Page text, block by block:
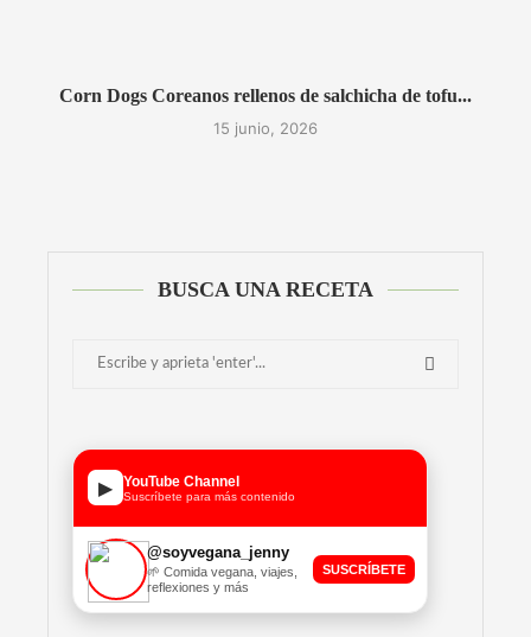
Corn Dogs Coreanos rellenos de salchicha de tofu...
15 junio, 2026
BUSCA UNA RECETA
▶ YouTube Channel
Suscríbete para más contenido
@soyvegana_jenny
🌱 Comida vegana, viajes,
reflexiones y más
SUSCRÍBETE